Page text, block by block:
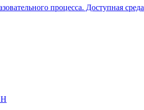
процесса. Доступная среда